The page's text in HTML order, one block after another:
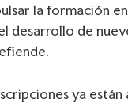
la formación
desarrollo de
ya